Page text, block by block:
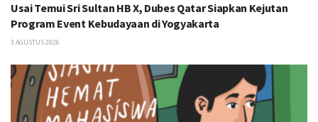
Usai Temui Sri Sultan HB X, Dubes Qatar Siapkan Kejutan
Program Event Kebudayaan di Yogyakarta
3 AGUSTUS 2026